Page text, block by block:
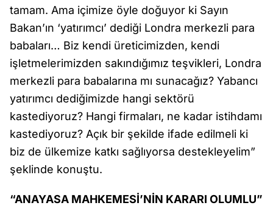
tamam. Ama içimize öyle doğuyor ki Sayın
Bakan’ın ‘yatırımcı’ dediği Londra merkezli para
babaları… Biz kendi üreticimizden, kendi
işletmelerimizden sakındığımız teşvikleri, Londra
merkezli para babalarına mı sunacağız? Yabancı
yatırımcı dediğimizde hangi sektörü
kastediyoruz? Hangi firmaları, ne kadar istihdamı
kastediyoruz? Açık bir şekilde ifade edilmeli ki
biz de ülkemize katkı sağlıyorsa destekleyelim”
şeklinde konuştu.
“ANAYASA MAHKEMESİ’NİN KARARI OLUMLU”